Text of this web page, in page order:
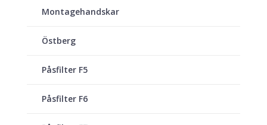
Montagehandskar
Östberg
Påsfilter F5
Påsfilter F6